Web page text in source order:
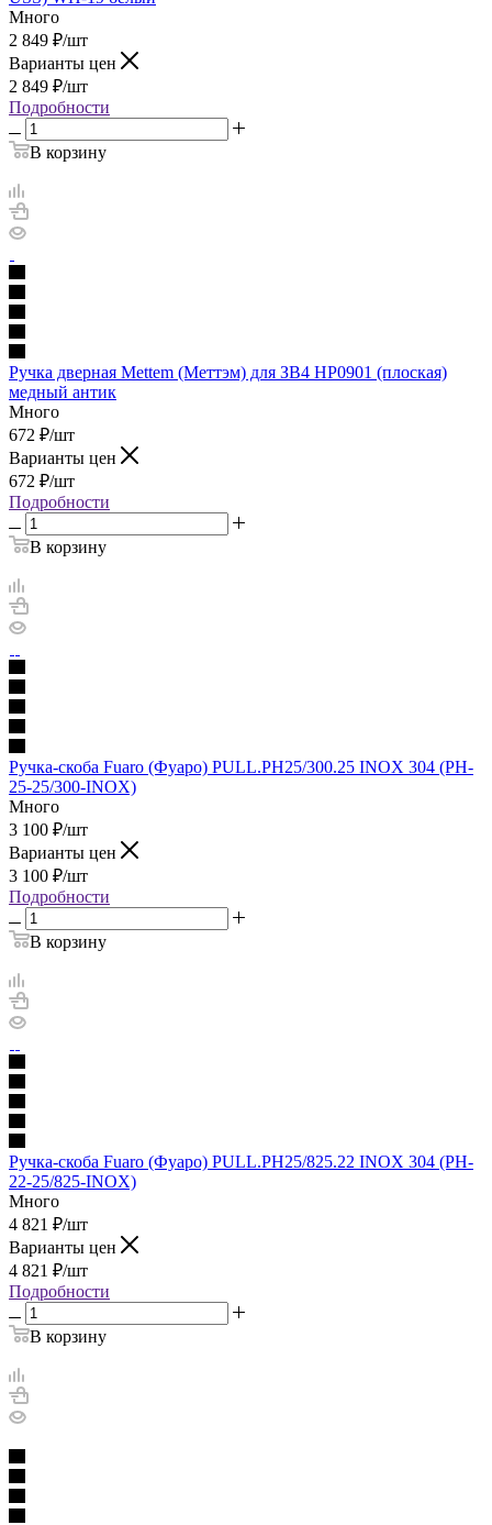
Много
2 849 ₽/шт
Варианты цен
2 849 ₽/шт
Подробности
В корзину
Ручка дверная Mettem (Меттэм) для ЗВ4 НР0901 (плоская)
медный антик
Много
672 ₽/шт
Варианты цен
672 ₽/шт
Подробности
В корзину
Ручка-скоба Fuaro (Фуаро) PULL.PH25/300.25 INOX 304 (PH-
25-25/300-INOX)
Много
3 100 ₽/шт
Варианты цен
3 100 ₽/шт
Подробности
В корзину
Ручка-скоба Fuaro (Фуаро) PULL.PH25/825.22 INOX 304 (PH-
22-25/825-INOX)
Много
4 821 ₽/шт
Варианты цен
4 821 ₽/шт
Подробности
В корзину